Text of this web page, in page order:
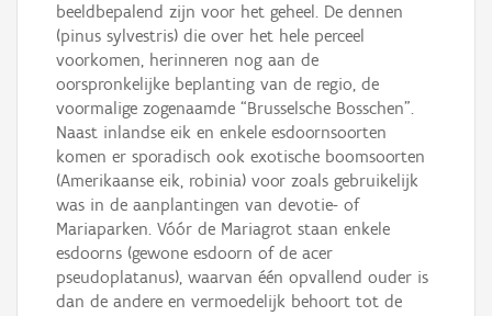
beeldbepalend zijn voor het geheel. De dennen
(pinus sylvestris) die over het hele perceel
voorkomen, herinneren nog aan de
oorspronkelijke beplanting van de regio, de
voormalige zogenaamde “Brusselsche Bosschen”.
Naast inlandse eik en enkele esdoornsoorten
komen er sporadisch ook exotische boomsoorten
(Amerikaanse eik, robinia) voor zoals gebruikelijk
was in de aanplantingen van devotie- of
Mariaparken. Vóór de Mariagrot staan enkele
esdoorns (gewone esdoorn of de acer
pseudoplatanus), waarvan één opvallend ouder is
dan de andere en vermoedelijk behoort tot de